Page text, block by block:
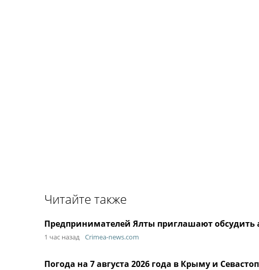
Читайте также
Предпринимателей Ялты приглашают обсудить
1 час назад Crimea-news.com
Погода на 7 августа 2026 года в Крыму и